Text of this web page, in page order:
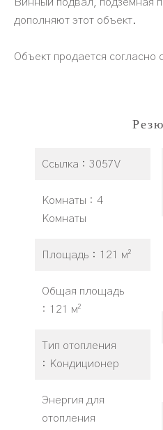
дополняют этот объект.
Объект продается согласно
Ссылка 3057V
Комнаты
4
Комнаты
Площадь 121 м²
Общая площадь
121 м²
Тип отопления
Кондиционер
Энергия для
отопления